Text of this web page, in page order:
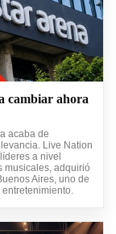
cambiar ahora
acaba de
Live Nation
a nivel
musicales, adquirió
Aires, uno de
entretenimiento.